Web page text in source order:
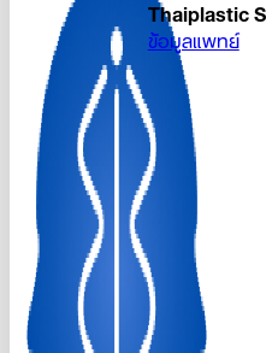
Thaiplastic
ข้อมูลแพทย์